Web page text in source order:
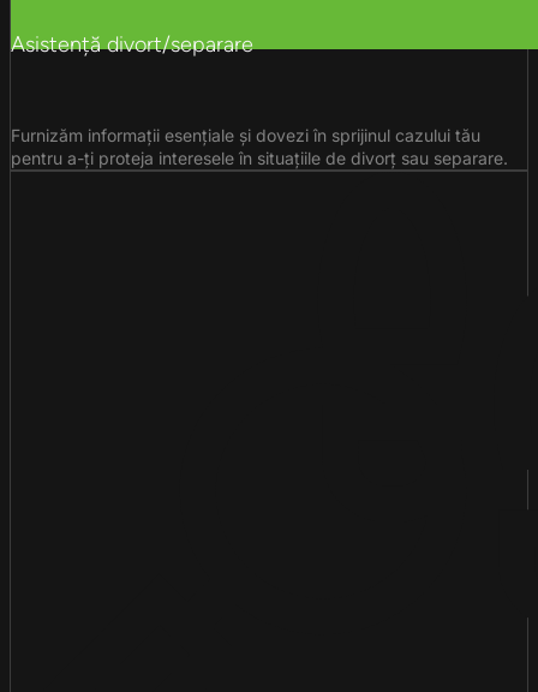
Asistență divort/separare
Furnizăm informații esențiale și dovezi în sprijinul cazului tău
pentru a-ți proteja interesele în situațiile de divorț sau separare.